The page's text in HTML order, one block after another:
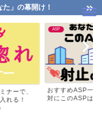
」の幕開け！
ナーで、
れる！
ASP
おすすめASP一
対にこのASPは